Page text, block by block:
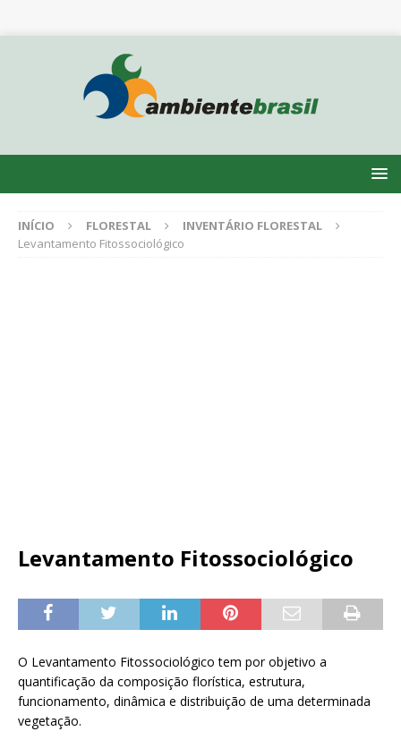
INÍCIO FLORESTAL
INVENTÁRIO FLORESTAL
Levantamento Fitossociológico
Levantamento Fitossociológico
O Levantamento Fitossociológico tem por objetivo a
quantificação da composição florística, estrutura,
funcionamento, dinâmica e distribuição de uma determinada
vegetação.